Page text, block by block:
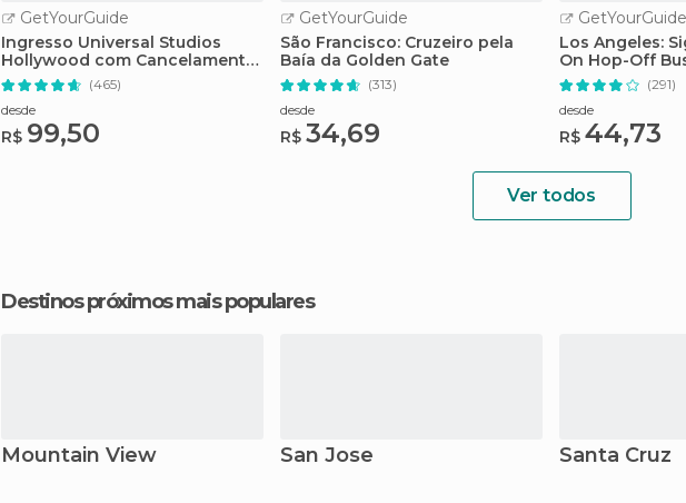
GetYourGuide
Ingresso Universal Studios
Hollywood com Cancelamento
Fácil
(465)
desde
R$ 99,50
GetYourGuide
São Francisco: Cruzeiro pela
Baía da Golden Gate
(313)
desde
R$ 34,69
GetYourGuide
Los Angeles:
On Hop-Off
(291)
desde
R$ 44,73
Ver todos
Destinos próximos mais populares
Mountain View San Jose Santa Cruz